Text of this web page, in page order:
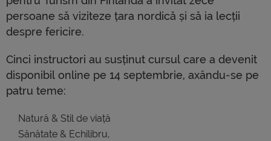
persoane să viziteze țara nordică și să ia lecții
despre fericire.
Cinci instructori au susținut cursul care a devenit
disponibil online pe 14 septembrie, axându-se pe
patru teme:
Natură & Stil de viață
Sănătate & Echilibru,